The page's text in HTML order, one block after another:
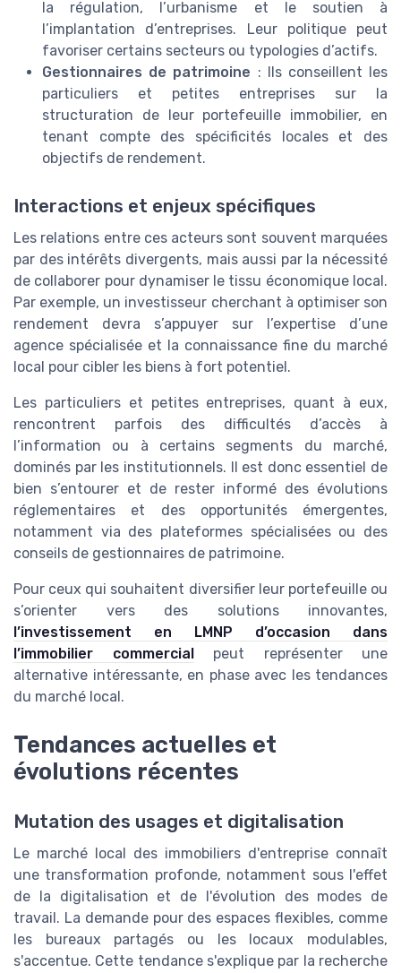
la régulation, l’urbanisme et le soutien à
l’implantation d’entreprises. Leur politique peut
favoriser certains secteurs ou typologies d’actifs.
Gestionnaires de patrimoine : Ils conseillent les
particuliers et petites entreprises sur la
structuration de leur portefeuille immobilier, en
tenant compte des spécificités locales et des
objectifs de rendement.
Interactions et enjeux spécifiques
Les relations entre ces acteurs sont souvent marquées
par des intérêts divergents, mais aussi par la nécessité
de collaborer pour dynamiser le tissu économique local.
Par exemple, un investisseur cherchant à optimiser son
rendement devra s’appuyer sur l’expertise d’une
agence spécialisée et la connaissance fine du marché
local pour cibler les biens à fort potentiel.
Les particuliers et petites entreprises, quant à eux,
rencontrent parfois des difficultés d’accès à
l’information ou à certains segments du marché,
dominés par les institutionnels. Il est donc essentiel de
bien s’entourer et de rester informé des évolutions
réglementaires et des opportunités émergentes,
notamment via des plateformes spécialisées ou des
conseils de gestionnaires de patrimoine.
Pour ceux qui souhaitent diversifier leur portefeuille ou
s’orienter vers des solutions innovantes,
l’investissement en LMNP d’occasion dans
l’immobilier commercialpeut représenter une
alternative intéressante, en phase avec les tendances
du marché local.
Tendances actuelles et
évolutions récentes
Mutation des usages et digitalisation
Le marché local des immobiliers d'entreprise connaît
une transformation profonde, notamment sous l'effet
de la digitalisation et de l'évolution des modes de
travail. La demande pour des espaces flexibles, comme
les bureaux partagés ou les locaux modulables,
s'accentue. Cette tendance s'explique par la recherche